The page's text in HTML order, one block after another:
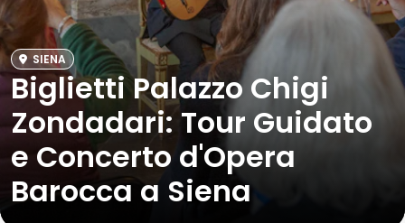
SIENA
Biglietti Palazzo Chigi
Zondadari: Tour Guidato
e Concerto d'Opera
Barocca a Siena